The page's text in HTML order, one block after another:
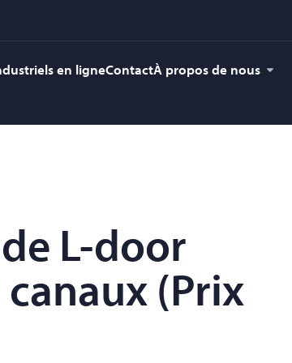
en ligneContactÀ propos de nous
L-door
(Prix